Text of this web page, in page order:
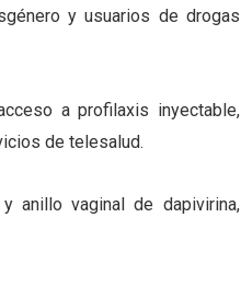
y usuarios de drogas
a profilaxis inyectable,
de telesalud.
anillo vaginal de dapivirina,